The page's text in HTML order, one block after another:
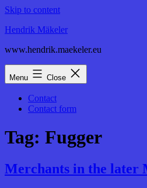
Skip to content
Hendrik Mäkeler
www.hendrik.maekeler.eu
Menu Close
Contact
Contact form
Tag: Fugger
Merchants in the later